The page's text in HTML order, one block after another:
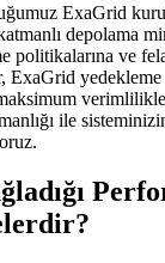
ExaGrid
depolama
politikalarına ve
ExaGrid yedekleme
verimlilikle
ile